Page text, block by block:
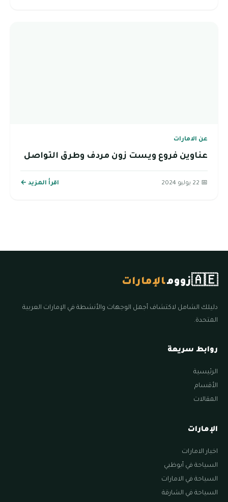
عن الامارات
عناوين فروع ويست زون مردف وطرق التواصل
📅 22 يوليو 2024 اقرأ المزيد ←
🇦🇪زوومالإمارات
دليلك الشامل لاكتشاف أجمل الوجهات والأنشطة في الإمارات العربية
المتحدة.
روابط سريعة
الرئيسية
الأقسام
المقالات
الإمارات
اخبار الامارات
السياحة في أبوظبي
السياحة في الامارات
السياحة في الشارقة